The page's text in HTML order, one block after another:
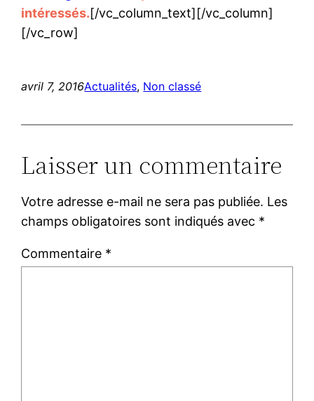
intéressés.[/vc_column_text][/vc_column]
[/vc_row]
avril 7, 2016Actualités, Non classé
Laisser un commentaire
Votre adresse e-mail ne sera pas publiée. Les
champs obligatoires sont indiqués avec *
Commentaire *